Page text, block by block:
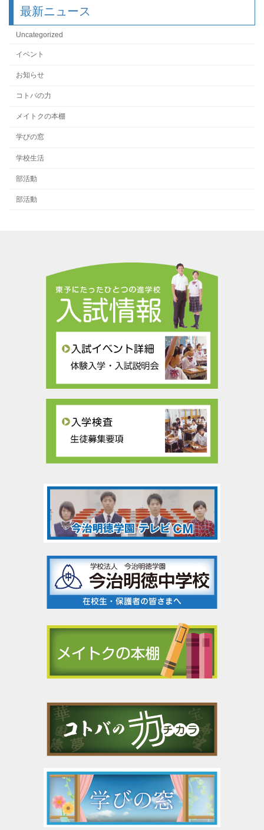
最新ニュース
Uncategorized
イベント
お知らせ
コトバの力
メイトクの本棚
学びの窓
学校生活
部活動
部活動